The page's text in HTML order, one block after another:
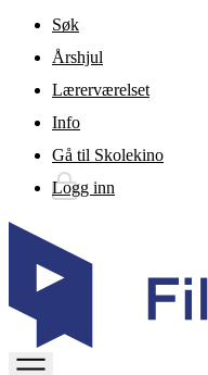
Gå til hovedinnhold
Søk
Årshjul
Lærerværelset
Info
Gå til Skolekino
Logg inn